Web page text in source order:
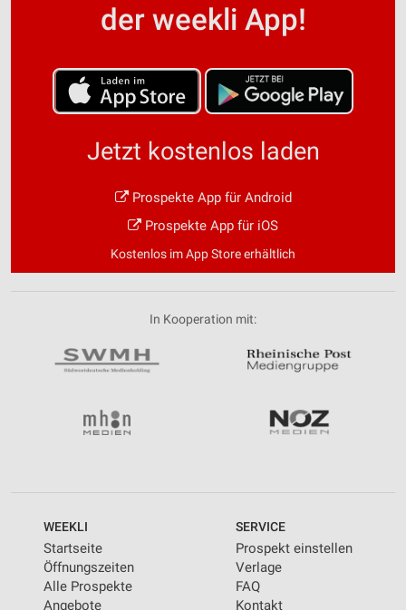
der weekli App!
Jetzt kostenlos laden
Prospekte App für Android
Prospekte App für iOS
Kostenlos im App Store erhältlich
In Kooperation mit:
WEEKLI
Startseite
Öffnungszeiten
Alle Prospekte
Angebote
SERVICE
Prospekt einstellen
Verlage
FAQ
Kontakt